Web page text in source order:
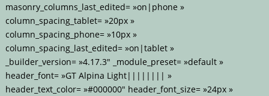
masonry_columns_last_edited= »on|phone »
column_spacing_tablet= »20px »
column_spacing_phone= »10px »
column_spacing_last_edited= »on|tablet »
_builder_version= »4.17.3″ _module_preset= »default »
header_font= »GT Alpina Light|||||||| »
header_text_color= »#000000″ header_font_size= »24px »